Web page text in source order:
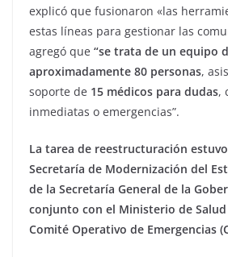
explicó que fusionaron «las
estas líneas para gestionar las
agregó que “se trata de un equipo
aproximadamente 80 personas,
soporte de 15 médicos para dudas,
inmediatas o emergencias”.
La tarea de reestructuración
Secretaría de Modernización del
de la Secretaría General de la
conjunto con el Ministerio de
Comité Operativo de Emergencias